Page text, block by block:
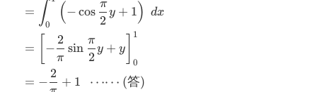
\int^{1}_{0}\big[-\cos xy \
\big]^{\frac{\pi}{2}}_{0}\ dx
\\ &=\displaystyle
\int^{1}_{0}\left(-\cos
\dfrac{\pi}{2}y+1\right)\ dx
\\ &=\left[-\dfrac{2}{\pi}\sin
= ∫0 (−cos
2
π
y + 1) dx
= −
π
2
sin
2
π
y + y
0
1
= −
2
+ 1 ⋯⋯ (答)